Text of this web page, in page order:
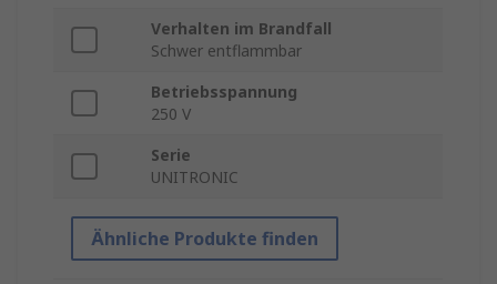
Verhalten im Brandfall
Schwer entflammbar
Betriebsspannung
250 V
Serie
UNITRONIC
Ähnliche Produkte finden